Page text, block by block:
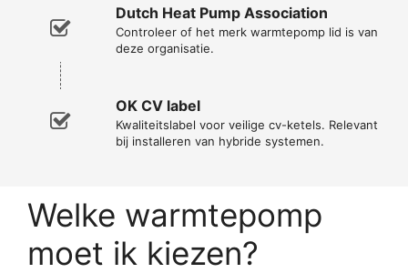
Dutch Heat Pump Association
Controleer of het merk warmtepomp lid is van
deze organisatie.
OK CV label
Kwaliteitslabel voor veilige cv-ketels. Relevant
bij installeren van hybride systemen.
Welke warmtepomp
moet ik kiezen?